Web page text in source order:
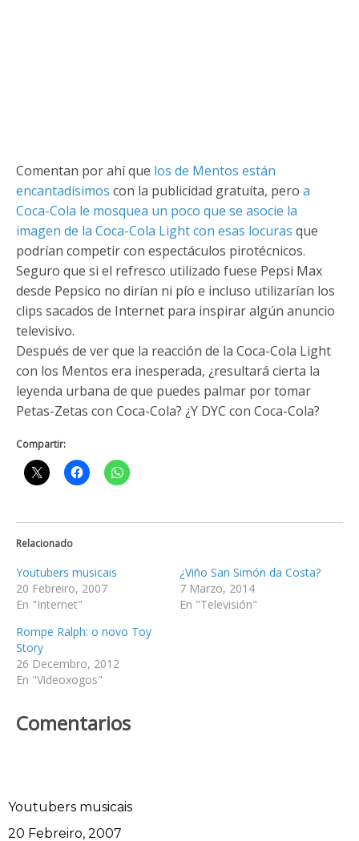
Comentan por ahí que los de Mentos están
encantadísimos con la publicidad gratuíta, pero a
Coca-Cola le mosquea un poco que se asocie la
imagen de la Coca-Cola Light con esas locuras que
podrían competir con espectáculos pirotécnicos.
Seguro que si el refresco utilizado fuese Pepsi Max
desde Pepsico no dirían ni pío e incluso utilizarían los
clips sacados de Internet para inspirar algún anuncio
televisivo.
Después de ver que la reacción de la Coca-Cola Light
con los Mentos era inesperada, ¿resultará cierta la
leyenda urbana de que puedes palmar por tomar
Petas-Zetas con Coca-Cola? ¿Y DYC con Coca-Cola?
Compartir:
Relacionado
Youtubers musicais
20 Febreiro, 2007
En "Internet"
¿Viño San Simón da Costa?
7 Marzo, 2014
En "Televisión"
Rompe Ralph: o novo Toy
Story
26 Decembro, 2012
En "Videoxogos"
Comentarios
Youtubers musicais
Data
20 Febreiro, 2007